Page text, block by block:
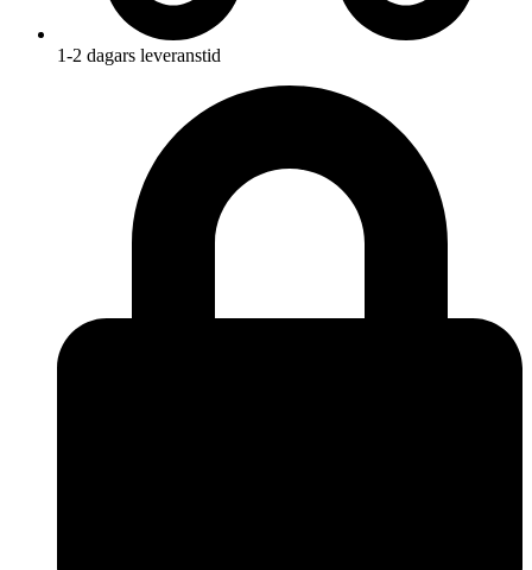
1-2 dagars leveranstid